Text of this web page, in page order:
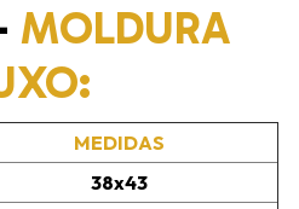
MOLDURA
MEDIDAS
38x43